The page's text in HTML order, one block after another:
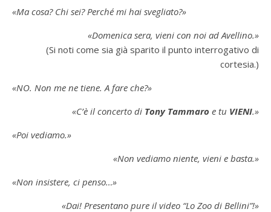
«Ma cosa? Chi sei? Perché mi hai svegliato?»
«Domenica sera, vieni con noi ad Avellino.»
(Si noti come sia già sparito il punto interrogativo di
cortesia.)
«NO. Non me ne tiene. A fare che?»
«C’è il concerto di Tony Tammaro e tu VIENI.»
«Poi vediamo.»
«Non vediamo niente, vieni e basta.»
«Non insistere, ci penso…»
«Dai! Presentano pure il video “Lo Zoo di Bellini”!»